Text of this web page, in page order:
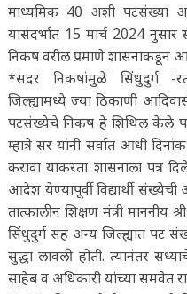
माध्यमिक 40 अशी पटसंख्या
यासंदर्भात 15 मार्च 2024 नुसार
निकष वरील प्रमाणे शासनाकडून
*सदर निकषांमुळे सिंधुदुर्ग -
जिल्ह्यामध्ये ज्या ठिकाणी
पटसंख्येचे निकष हे शिथिल केले
म्हात्रे सर यांनी सर्वात आधी
करावा याकरता शासनाला पत्र
आदेश येण्यापूर्वी विद्यार्थी
तात्कालीन शिक्षण मंत्री
सिंधुदुर्ग सह अन्य जिल्ह्यात पट
सुद्धा लावली होती. त्यानंतर
साहेब व अधिकारी यांच्या समवेत